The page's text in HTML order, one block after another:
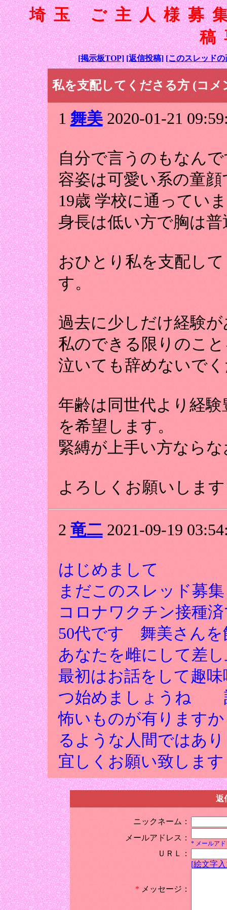
埼玉 ご主人様募
[掲示板TOP] [返信投稿] [このスレッドの
私を支配してくださる方 (コメ
1 舞美2020-01-21
自分で言うのもなん
容姿は可愛い系の童顔
19歳 学校に通ってい
身長は低い方で胸は
おひとり私を支配し
す。
過去に少しだけ経験
私のできる限りのこ
泣いても辞めないで
年齢は同世代より経
を希望します。
緊縛が上手い方なら
よろしくお願いします
2 竜二2021-09-19
はじめまして
まだこのスレッド募
コロナワクチン接種
50代です 舞美さんを
あなたを雌にして差
最初はお話をして趣
つ始めましょうね
怖いものが有ります
るような人間ではあ
宜しくお願い致します
返
ニックネーム：
メールアドレス：
* メールア
ＵＲＬ：
* メッセージ：
[絵文字